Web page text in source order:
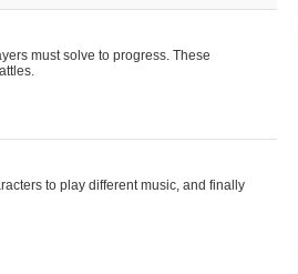
must solve to progress. These
to play different music, and finally